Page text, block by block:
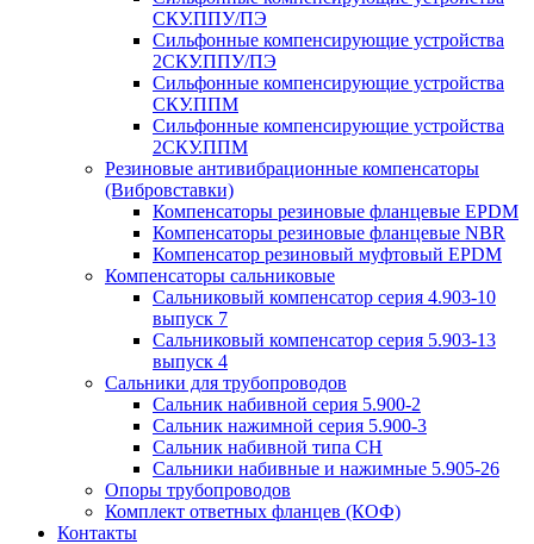
СКУ.ППУ/ПЭ
Сильфонные компенсирующие устройства
2СКУ.ППУ/ПЭ
Сильфонные компенсирующие устройства
СКУ.ППМ
Сильфонные компенсирующие устройства
2СКУ.ППМ
Резиновые антивибрационные компенсаторы
(Вибровставки)
Компенсаторы резиновые фланцевые EPDM
Компенсаторы резиновые фланцевые NBR
Компенсатор резиновый муфтовый EPDM
Компенсаторы сальниковые
Сальниковый компенсатор серия 4.903-10
выпуск 7
Сальниковый компенсатор серия 5.903-13
выпуск 4
Сальники для трубопроводов
Сальник набивной серия 5.900-2
Сальник нажимной серия 5.900-3
Сальник набивной типа СН
Сальники набивные и нажимные 5.905-26
Опоры трубопроводов
Комплект ответных фланцев (КОФ)
Контакты